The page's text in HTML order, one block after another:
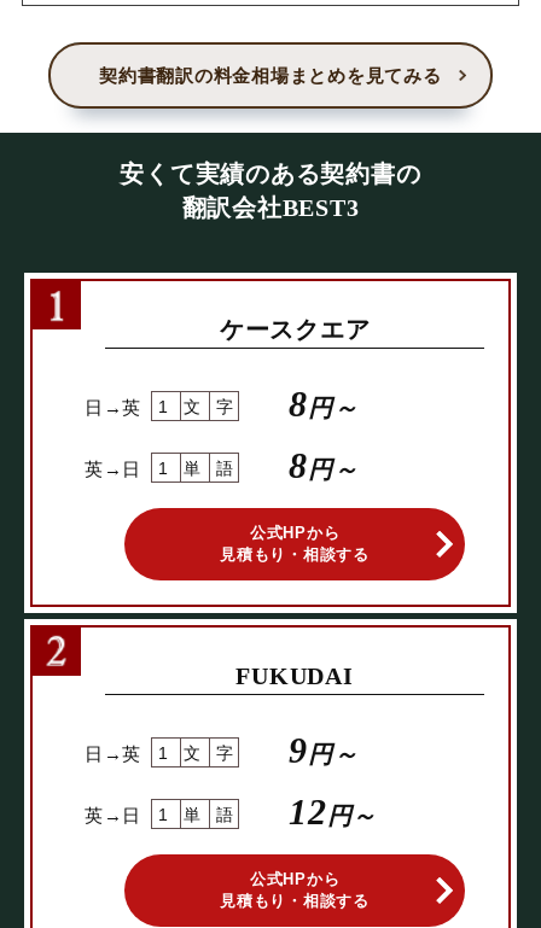
契約書翻訳の料金相場まとめを見てみる
安くて実績のある契約書の
翻訳会社BEST3
ケースクエア
日→英 1文字 8円～
英→日 1単語 8円～
公式HPから
見積もり・相談する
FUKUDAI
日→英 1文字 9円～
英→日 1単語 12円～
公式HPから
見積もり・相談する